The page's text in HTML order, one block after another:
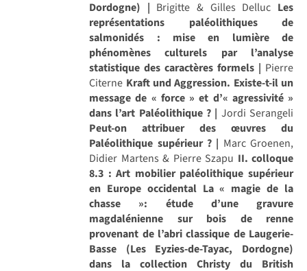
Dordogne) | Brigitte & Gilles Delluc Les
représentations paléolithiques de
salmonidés : mise en lumière de
phénomènes culturels par l’analyse
statistique des caractères formels | Pierre
Citerne Kraft und Aggression. Existe-t-il un
message de « force » et d’« agressivité »
dans l’art Paléolithique ? | Jordi Serangeli
Peut-on attribuer des œuvres du
Paléolithique supérieur ? | Marc Groenen,
Didier Martens & Pierre Szapu II. colloque
8.3 : Art mobilier paléolithique supérieur
en Europe occidental La « magie de la
chasse »: étude d’une gravure
magdalénienne sur bois de renne
provenant de l’abri classique de Laugerie-
Basse (Les Eyzies-de-Tayac, Dordogne)
dans la collection Christy du British